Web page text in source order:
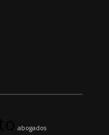
abogados